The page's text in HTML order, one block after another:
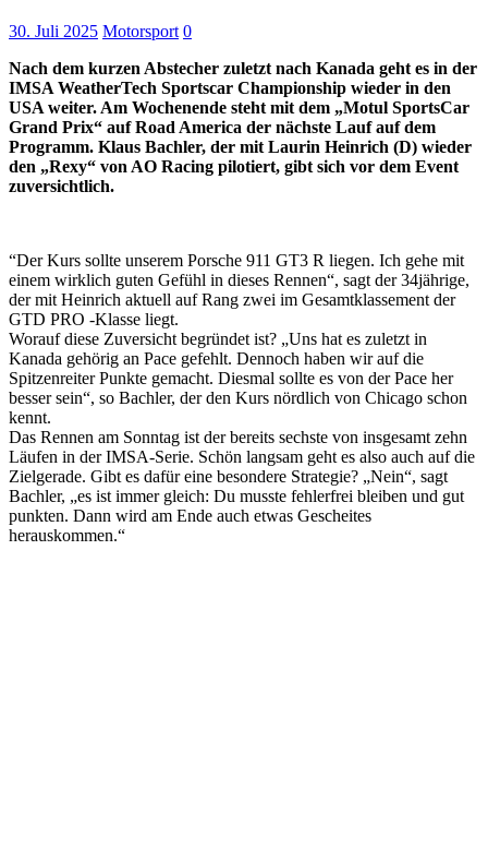
30. Juli 2025 Motorsport 0
Nach dem kurzen Abstecher zuletzt nach Kanada geht es in der
IMSA WeatherTech Sportscar Championship wieder in den
USA weiter. Am Wochenende steht mit dem „Motul SportsCar
Grand Prix“ auf Road America der nächste Lauf auf dem
Programm. Klaus Bachler, der mit Laurin Heinrich (D) wieder
den „Rexy“ von AO Racing pilotiert, gibt sich vor dem Event
zuversichtlich.
“Der Kurs sollte unserem Porsche 911 GT3 R liegen. Ich gehe mit
einem wirklich guten Gefühl in dieses Rennen“, sagt der 34jährige,
der mit Heinrich aktuell auf Rang zwei im Gesamtklassement der
GTD PRO -Klasse liegt.
Worauf diese Zuversicht begründet ist? „Uns hat es zuletzt in
Kanada gehörig an Pace gefehlt. Dennoch haben wir auf die
Spitzenreiter Punkte gemacht. Diesmal sollte es von der Pace her
besser sein“, so Bachler, der den Kurs nördlich von Chicago schon
kennt.
Das Rennen am Sonntag ist der bereits sechste von insgesamt zehn
Läufen in der IMSA-Serie. Schön langsam geht es also auch auf die
Zielgerade. Gibt es dafür eine besondere Strategie? „Nein“, sagt
Bachler, „es ist immer gleich: Du musste fehlerfrei bleiben und gut
punkten. Dann wird am Ende auch etwas Gescheites
herauskommen.“